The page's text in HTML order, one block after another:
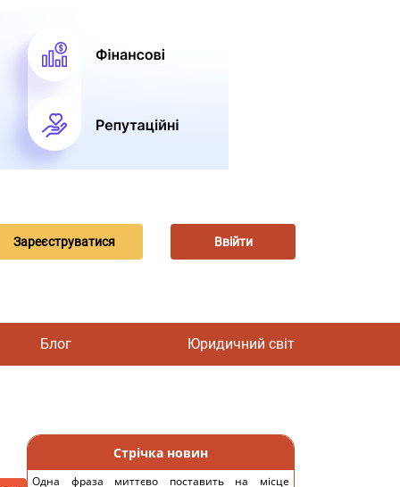
Зареєструватися Ввійти
Блог Юридичний світ
Стрічка новин
Одна фраза миттєво поставить на місце